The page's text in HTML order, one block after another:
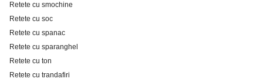
Retete cu smochine
Retete cu soc
Retete cu spanac
Retete cu sparanghel
Retete cu ton
Retete cu trandafiri